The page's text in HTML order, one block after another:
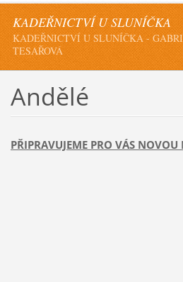
KADEŘNICTVÍ U SLUNÍČKA
KADEŘNICTVÍ U SLUNÍČKA -
TESAŘOVÁ
Andělé
PŘIPRAVUJEME PRO VÁS